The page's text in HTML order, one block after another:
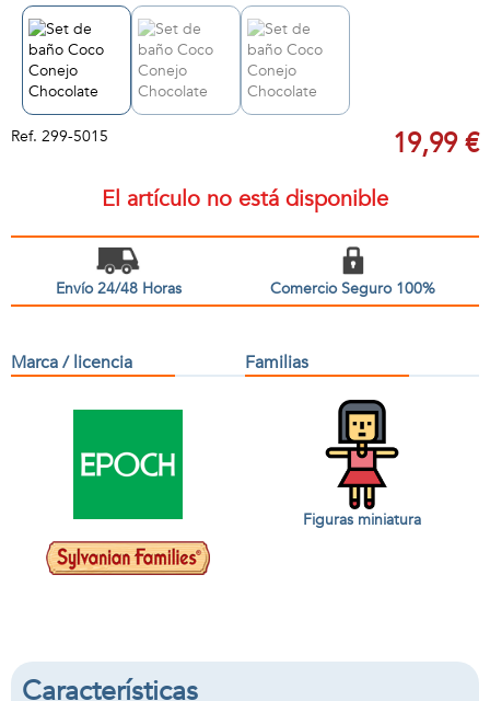
Ref. 299-5015 19,99 €
El artículo no está disponible
Envío 24/48 Horas Comercio Seguro 100%
Marca / licencia Familias
Figuras miniatura
Características